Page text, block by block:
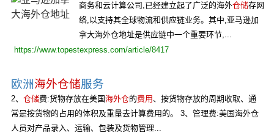
商务和云计算公司,已经建立起了广泛的海外仓储存网
络,以支持其全球物流和供应链业务。其中,亚马逊加
拿大海外仓地址是供应链中一个重要环节,...
https://www.topestexpress.com/article/8417
欧洲海外仓储服务
2、 仓储费:货物存放在美国海外仓的费用、按货物存放的周期收取、通
常是按货物的占用的体积及重量去计算费用的。 3、管理费:美国海外仓
人员对产品录入、运输、包装及货物管理...